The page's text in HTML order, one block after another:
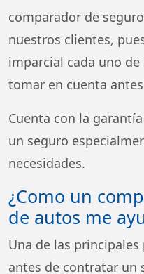
comparador de
nuestros clientes,
imparcial cada uno
tomar en cuenta
Cuenta con la
un seguro
necesidades.
¿Como un
de autos me
Una de las
antes de contratar un